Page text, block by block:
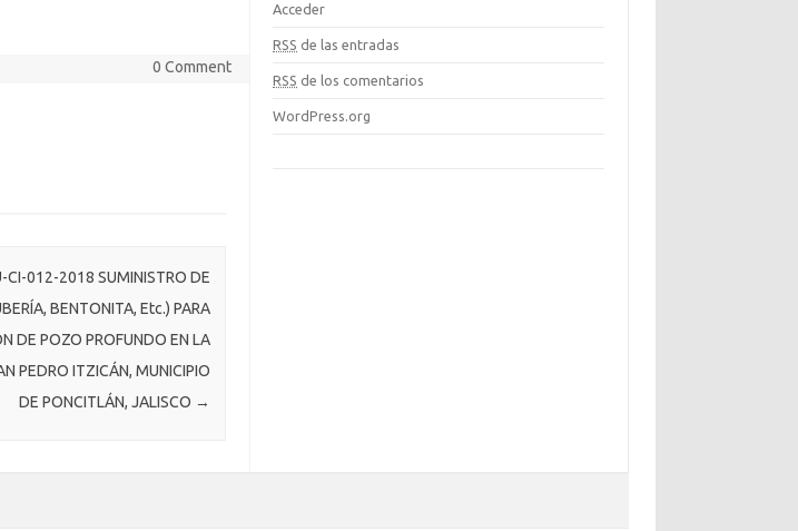
0 Comment
012-2018 SUMINISTRO DE
BENTONITA, Etc.) PARA
DE POZO PROFUNDO EN LA
PEDRO ITZICÁN, MUNICIPIO
DE PONCITLÁN, JALISCO →
Acceder
RSS de las entradas
RSS de los comentarios
WordPress.org